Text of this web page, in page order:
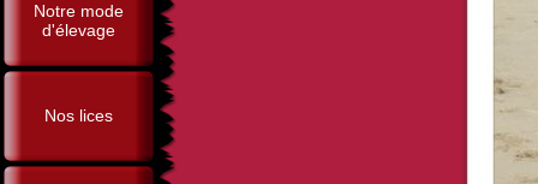
Notre mode
d'élevage
Nos lices